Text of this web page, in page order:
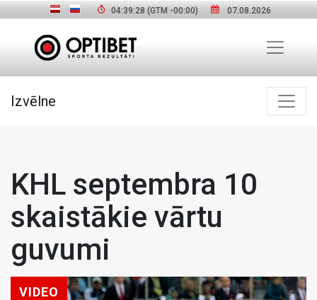
04:39:29 (GTM -00:00) 07.08.2026
Izvēlne
KHL septembra 10
skaistākie vārtu
guvumi
VIDEO